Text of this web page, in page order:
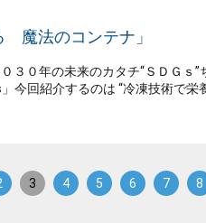
魔法のコンテナ」
３０年の未来のカタチ“ＳＤＧｓ
回紹介するのは “冷凍技術で栄養
3 4 5 6 7 8